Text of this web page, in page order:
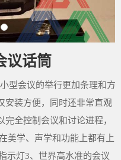
议话筒
型会议的举行更加条理和方
安装方便，同时还非常直观
全控制会议和讨论进程，
美学、声学和功能上都有上
示灯3、世界高水准的会议